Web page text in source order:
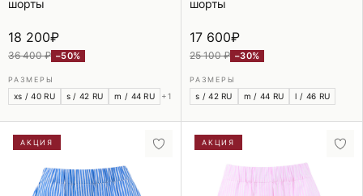
шорты
18 200₽
36 400 ₽ −50%
РАЗМЕРЫ
xs / 40 RU s / 42 RU m / 44 RU +1
шорты
17 600₽
25 100 ₽ −30%
РАЗМЕРЫ
s / 42 RU m / 44 RU l / 46 RU
АКЦИЯ АКЦИЯ